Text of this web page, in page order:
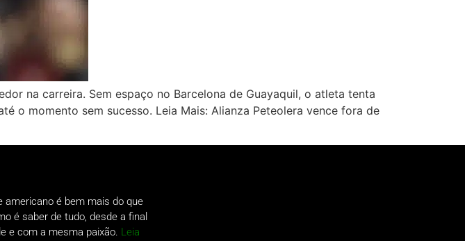
na carreira. Sem espaço no Barcelona de Guayaquil, o atleta tenta
o momento sem sucesso. Leia Mais: Alianza Peteolera vence fora de
americano é bem mais do que
é saber de tudo, desde a final
e com a mesma paixão. Leia